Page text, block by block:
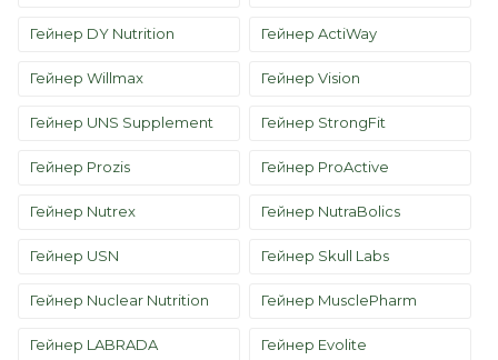
Гейнер DY Nutrition Гейнер ActiWay
Гейнер Willmax Гейнер Vision
Гейнер UNS Supplement Гейнер StrongFit
Гейнер Prozis Гейнер ProActive
Гейнер Nutrex Гейнер NutraBolics
Гейнер USN Гейнер Skull Labs
Гейнер Nuclear Nutrition Гейнер MusclePharm
Гейнер LABRADA Гейнер Evolite